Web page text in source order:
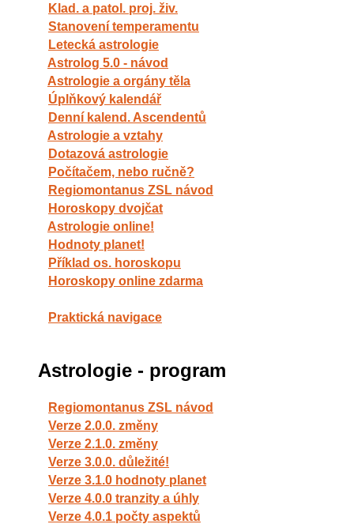
Klad. a patol. proj. živ.
Stanovení temperamentu
Letecká astrologie
Astrolog 5.0 - návod
Astrologie a orgány těla
Úplňkový kalendář
Denní kalend. Ascendentů
Astrologie a vztahy
Dotazová astrologie
Počítačem, nebo ručně?
Regiomontanus ZSL návod
Horoskopy dvojčat
Astrologie online!
Hodnoty planet!
Příklad os. horoskopu
Horoskopy online zdarma
Praktická navigace
Astrologie - program
Regiomontanus ZSL návod
Verze 2.0.0. změny
Verze 2.1.0. změny
Verze 3.0.0. důležité!
Verze 3.1.0 hodnoty planet
Verze 4.0.0 tranzity a úhly
Verze 4.0.1 počty aspektů